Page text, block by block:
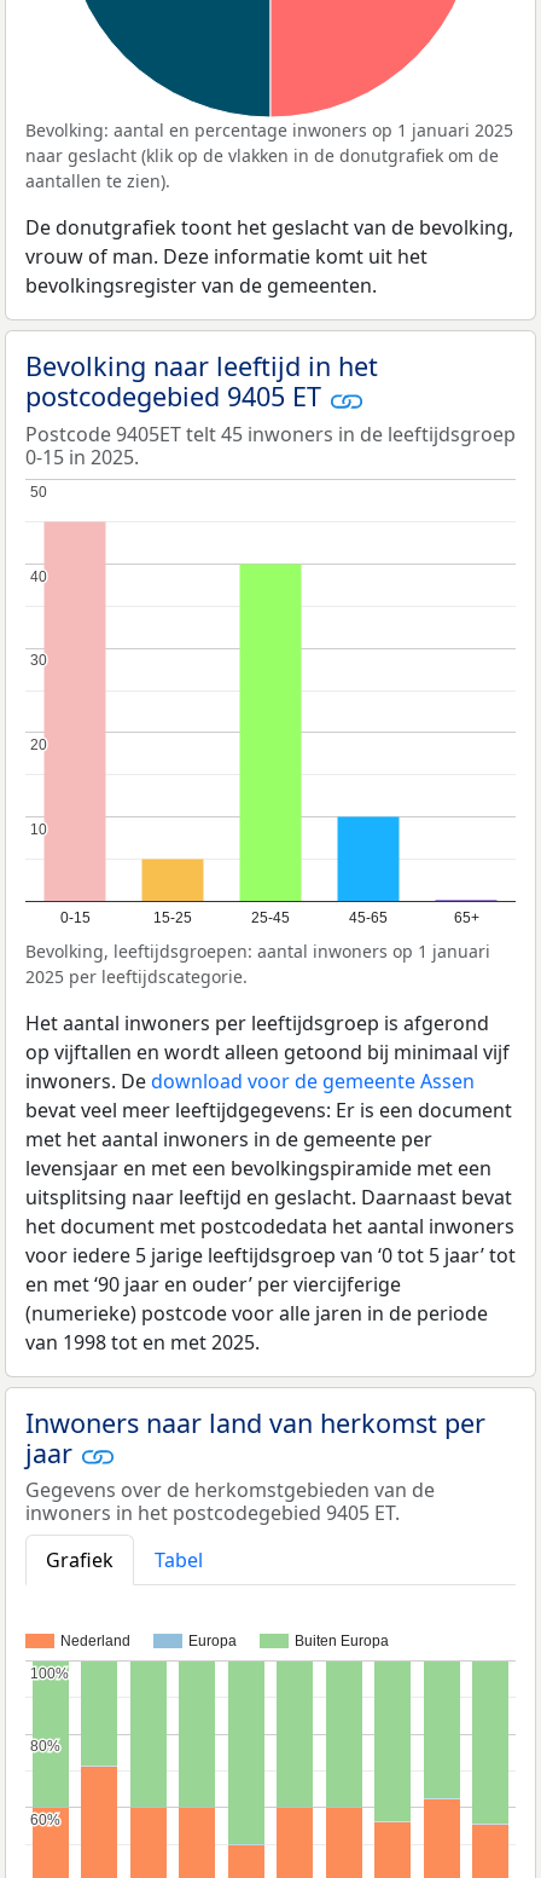
Bevolking: aantal en percentage inwoners op 1 januari 2025
naar geslacht (klik op de vlakken in de donutgrafiek om de
aantallen te zien).
De donutgrafiek toont het geslacht van de bevolking,
vrouw of man. Deze informatie komt uit het
bevolkingsregister van de gemeenten.
Bevolking naar leeftijd in het
postcodegebied 9405 ET
Postcode 9405ET telt 45 inwoners in de leeftijdsgroep
0-15 in 2025.
0-15 15-25 25-45 45-65 65+
10
10
20
20
30
30
40
40
50
50
Bevolking, leeftijdsgroepen: aantal inwoners op 1 januari
2025 per leeftijdscategorie.
Het aantal inwoners per leeftijdsgroep is afgerond
op vijftallen en wordt alleen getoond bij minimaal vijf
inwoners. Dedownload voor de gemeente Assen
bevat veel meer leeftijdgegevens: Er is een document
met het aantal inwoners in de gemeente per
levensjaar en met een bevolkingspiramide met een
uitsplitsing naar leeftijd en geslacht. Daarnaast bevat
het document met postcodedata het aantal inwoners
voor iedere 5 jarige leeftijdsgroep van ‘0 tot 5 jaar’ tot
en met ‘90 jaar en ouder’ per viercijferige
(numerieke) postcode voor alle jaren in de periode
van 1998 tot en met 2025.
Inwoners naar land van herkomst per
jaar
Gegevens over de herkomstgebieden van de
inwoners in het postcodegebied 9405 ET.
Grafiek
Tabel
Nederland Europa Buiten Europa
60%
60%
80%
80%
100%
100%